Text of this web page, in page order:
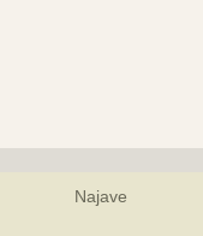
Najave